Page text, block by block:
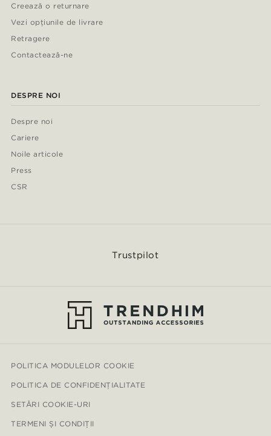
Creează o returnare
Vezi opțiunile de livrare
Retragere
Contactează-ne
DESPRE NOI
Despre noi
Cariere
Noile articole
Press
CSR
Trustpilot
POLITICA MODULELOR COOKIE
POLITICA DE CONFIDENȚIALITATE
SETĂRI COOKIE-URI
TERMENI ȘI CONDIȚII